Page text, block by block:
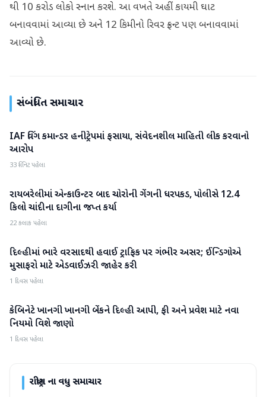
થી 10 કરોડ લોકો સ્નાન કરશે. આ વખતે અહીં કાયમી ઘાટ
બનાવવામાં આવ્યા છે અને 12 કિમીનો રિવર ફ્રન્ટ પણ બનાવવામાં
આવ્યો છે.
સંબંધિત સમાચાર
રાષ્ટ્રીય
IAF વિંગ કમાન્ડર હનીટ્રેપમાં ફસાયા, સંવેદનશીલ માહિતી લીક કરવાનો
આરોપ
33 મિનિટ પહેલા
રાષ્ટ્રીય
રાયબરેલીમાં એન્કાઉન્ટર બાદ ચોરોની ગેંગની ધરપકડ, પોલીસે 12.4
કિલો ચાંદીના દાગીના જપ્ત કર્યા
22 કલાક પહેલા
રાષ્ટ્રીય
દિલ્હીમાં ભારે વરસાદથી હવાઈ ટ્રાફિક પર ગંભીર અસર; ઈન્ડિગોએ
મુસાફરો માટે એડવાઈઝરી જાહેર કરી
1 દિવસ પહેલા
રાષ્ટ્રીય
કેબિનેટે ખાનગી ખાનગી બેંકને દિલ્હી આપી, ફી અને પ્રવેશ માટે નવા
નિયમો વિશે જાણો
1 દિવસ પહેલા
રાષ્ટ્રીયના વધુ સમાચાર